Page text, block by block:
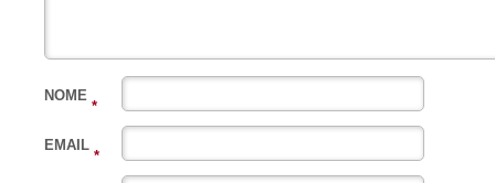
NOME
*
EMAIL
*